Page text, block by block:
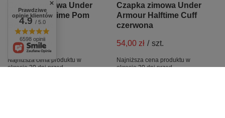
Czapka zimowa Under
Armour Halftime Pom
Beanie Blue
69,00 zł / szt.
Najniższa cena produktu w
okresie 30 dni przed
Czapka zimowa Under
Armour Halftime Cuff
czerwona
54,00 zł / szt.
Najniższa cena produktu w
okresie 30 dni przed
Prawdziwe
opinie klientów
4.9/ 5.0
6598 opinii